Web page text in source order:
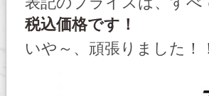
税込価格です！
いや～、頑張りました！！